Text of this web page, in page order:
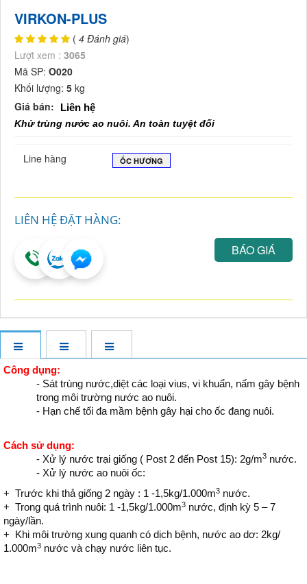
VIRKON-PLUS
( 4 Đánh giá)
Lượt xem : 3065
Mã SP: O020
Khối lượng: 5 kg
Giá bán:
Liên hệ
Khử trùng nước ao nuôi. An toàn tuyệt đối
Line hàng ỐC HƯƠNG
LIÊN HỆ ĐẶT HÀNG:
BÁO GIÁ
Công dụng:
- Sát trùng nước,diệt các loại vius, vi khuẩn, nấm gây bệnh
trong môi trường nước ao nuôi.
- Hạn chế tối đa mầm bệnh gây hại cho ốc đang nuôi.
Cách sử dụng:
- Xử lý nước trại giống ( Post 2 đến Post 15): 2g/m3 nước.
- Xử lý nước ao nuôi ốc:
+ Trước khi thả giống 2 ngày : 1 -1,5kg/1.000m3 nước.
+ Trong quá trình nuôi: 1 -1,5kg/1.000m3 nước, định kỳ 5 – 7
ngày/lần.
+ Khi môi trường xung quanh có dịch bệnh, nước ao dơ: 2kg/
1.000m3 nước và chạy nước liên tục.